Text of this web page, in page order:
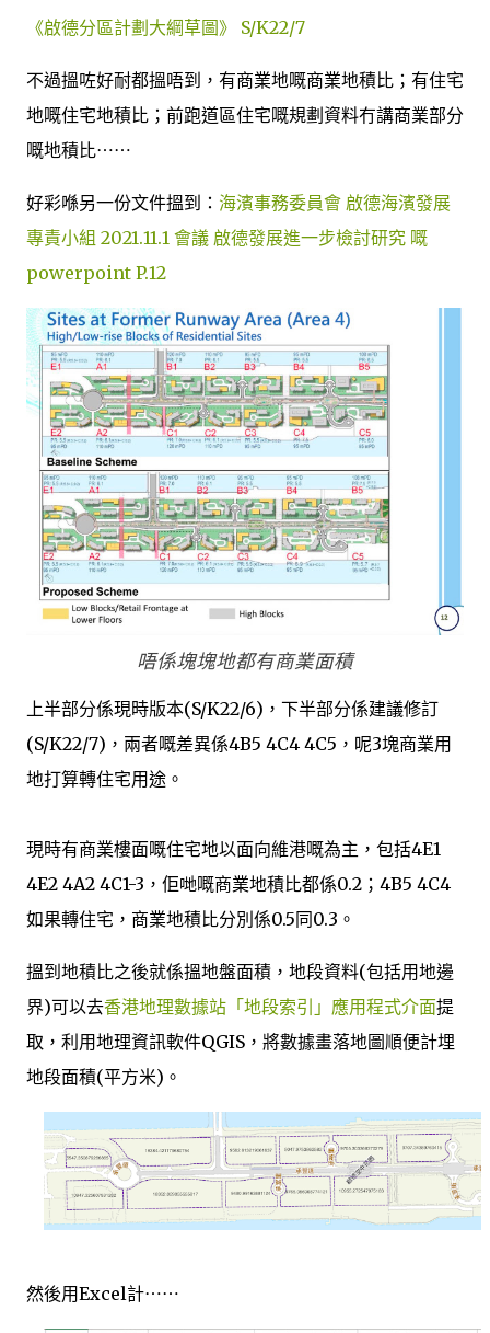
《啟德分區計劃大綱草圖》 S/K22/7
不過搵咗好耐都搵唔到，有商業地嘅商業地積比；有住宅
地嘅住宅地積比；前跑道區住宅嘅規劃資料冇講商業部分
嘅地積比⋯⋯
好彩喺另一份文件搵到： 海濱事務委員會 啟德海濱發展
專責小組 2021.11.1 會議 啟德發展進一步檢討研究 嘅
powerpoint P.12
唔係塊塊地都有商業面積
上半部分係現時版本(S/K22/6)，下半部分係建議修訂
(S/K22/7)，兩者嘅差異係4B5 4C4 4C5，呢3塊商業用
地打算轉住宅用途。
現時有商業樓面嘅住宅地以面向維港嘅為主，包括4E1
4E2 4A2 4C1-3，佢哋嘅商業地積比都係0.2；4B5 4C4
如果轉住宅，商業地積比分別係0.5同0.3。
搵到地積比之後就係搵地盤面積，地段資料(包括用地邊
界)可以去香港地理數據站「地段索引」應用程式介面提
取，利用地理資訊軟件QGIS，將數據畫落地圖順便計埋
地段面積(平方米)。
然後用Excel計⋯⋯